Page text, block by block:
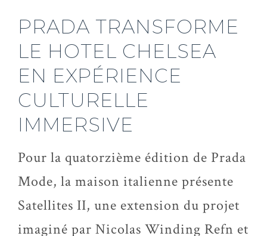
PRADA TRANSFORME
LE HOTEL CHELSEA
EN EXPÉRIENCE
CULTURELLE
IMMERSIVE
Pour la quatorzième édition de Prada
Mode, la maison italienne présente
Satellites II, une extension du projet
imaginé par Nicolas Winding Refn et